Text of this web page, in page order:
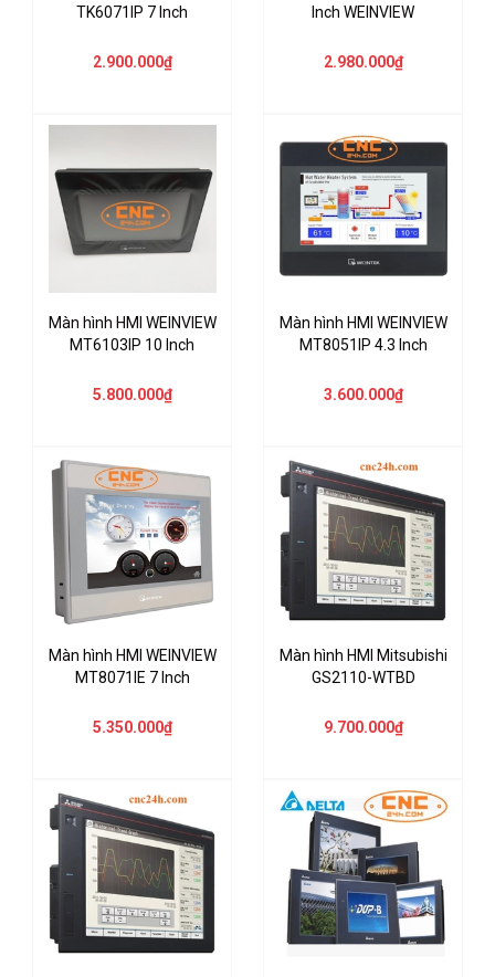
TK6071IP 7 Inch
2.900.000₫
Inch WEINVIEW
2.980.000₫
Màn hình HMI WEINVIEW
MT6103IP 10 Inch
5.800.000₫
Màn hình HMI WEINVIEW
MT8051IP 4.3 Inch
3.600.000₫
Màn hình HMI WEINVIEW
MT8071IE 7 Inch
5.350.000₫
Màn hình HMI Mitsubishi
GS2110-WTBD
9.700.000₫